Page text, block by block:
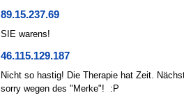
89.15.237.69
SIE warens!
46.115.129.187
Nicht so hastig! Die Therapie hat Zeit.
sorry wegen des "Merke"! :P